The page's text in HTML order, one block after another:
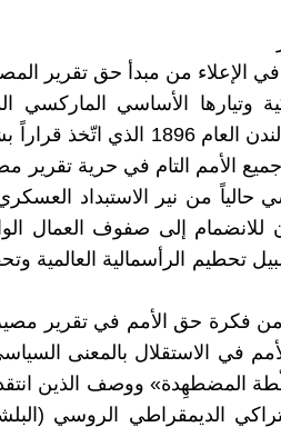
الإعلاء من مبدأ حق تقرير
وتيارها الأساسي
الأممية الثانية المنعقد في لندن
الأمم التام في حرية تقرير
من نير الاستبداد
للانضمام إلى صفوف العمال
تحطيم الرأسمالية العالمية
فكرة حق الأمم في تقرير
في الاستقلال بالمعنى
المضطهِدة» ووصف الذين
الديمقراطي الروسي